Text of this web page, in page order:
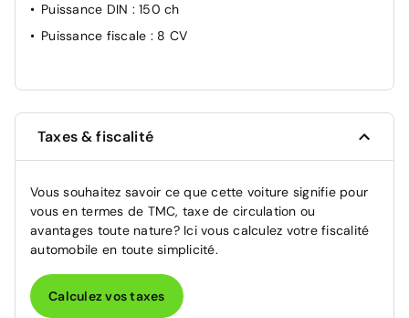
Puissance DIN : 150 ch
Puissance fiscale : 8 CV
Taxes & fiscalité
Vous souhaitez savoir ce que cette voiture signifie pour
vous en termes de TMC, taxe de circulation ou
avantages toute nature? Ici vous calculez votre fiscalité
automobile en toute simplicité.
Calculez vos taxes